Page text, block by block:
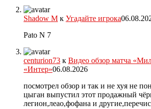
Shadow M к Угадайте игрока
Pato N 7
centurion73 к Видео обзор матча
«Интер»06.08.2026
посмотрел обзор и так и не хуя не
цыган выпустил этот продажный
легион,леао,фофана и